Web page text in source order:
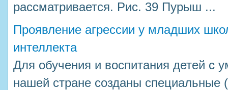
рассматривается. Рис. 39 Пурыш ...
Проявление агрессии у младших
интеллекта
Для обучения и воспитания детей с
нашей стране созданы специальные